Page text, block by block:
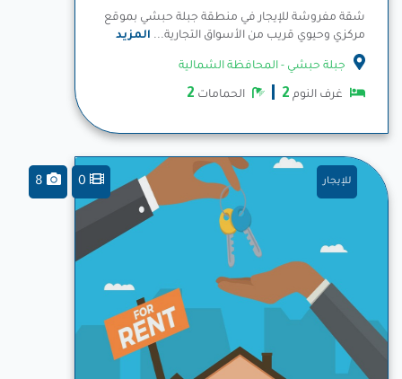
شقة مفروشة للإيجار في منطقة جبلة حبشي بموقع
مركزي وحيوي قريب من الأسواق التجارية... المزيد
جبلة حبشي - المحافظة الشمالية
غرف النوم 2 الحمامات 2
للإيجار